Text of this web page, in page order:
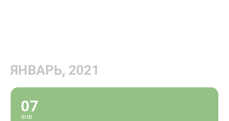
ЯНВАРЬ, 2021
07
ЯНВ